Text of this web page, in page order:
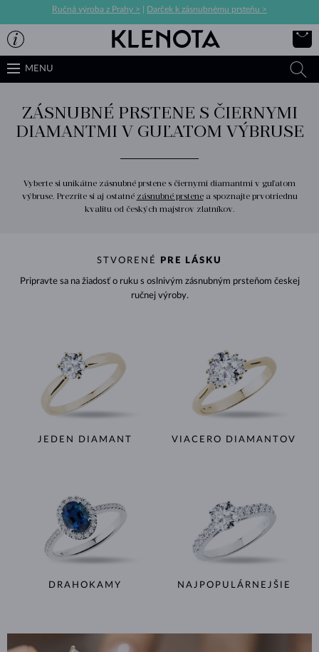
Ručná výroba z Prahy > Darček k zásnubnému prsteňu >
MENU
ZÁSNUBNÉ PRSTENE S ČIERNYMI
DIAMANTMI V GUĽATOM VÝBRUSE
Vyberte si unikátne zásnubné prstene s čiernymi diamantmi v guľatom
výbruse. Prezrite si aj ostatné zásnubné prstenea spoznajte prvotriednu
kvalitu od českých majstrov zlatníkov.
STVORENÉ PRE LÁSKU
Pripravte sa na žiadosť o ruku s oslnivým zásnubným prsteňom českej
ručnej výroby.
JEDEN DIAMANT VIACERO DIAMANTOV
DRAHOKAMY NAJPOPULÁRNEJŠIE